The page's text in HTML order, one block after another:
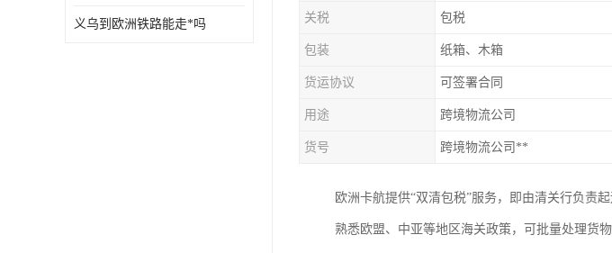
义乌到欧洲铁路能走*吗 关税 包税
包装 纸箱、木箱
货运协议 可签署合同
用途 跨境物流公司
货号 跨境物流公司**
欧洲卡航提供“双清包税”服务，即由清关行负责
熟悉欧盟、中亚等地区海关政策，可批量处理货